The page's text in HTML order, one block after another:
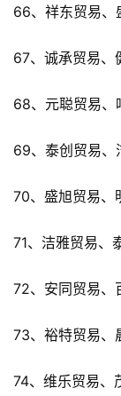
66、祥东贸易、
67、诚承贸易、
68、元聪贸易、
69、泰创贸易、
70、盛旭贸易、
71、洁雅贸易、
72、安同贸易、
73、裕特贸易、
74、维乐贸易、